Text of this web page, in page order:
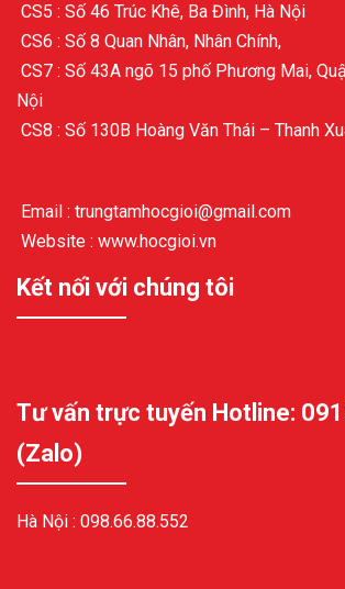
CS5 : Số 46 Trúc Khê, Ba Đình, Hà Nội
CS6 : Số 8 Quan Nhân, Nhân Chính,
CS7 : Số 43A ngõ 15 phố Phương Mai,
Nội
CS8 : Số 130B Hoàng Văn Thái – Thanh
Email : trungtamhocgioi@gmail.com
Website : www.hocgioi.vn
Kết nối với chúng tôi
Tư vấn trực tuyến Hotline:
(Zalo)
Hà Nội : 098.66.88.552